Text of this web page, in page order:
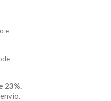
e
23%.